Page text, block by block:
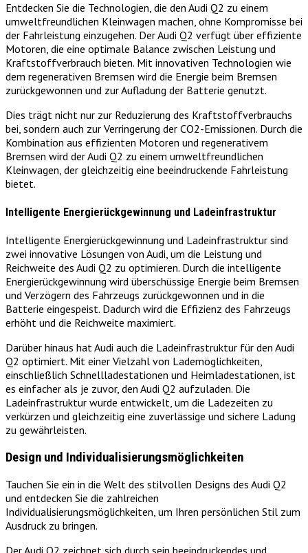
Entdecken Sie die Technologien, die den Audi Q2 zu einem
umweltfreundlichen Kleinwagen machen, ohne Kompromisse bei
der Fahrleistung einzugehen. Der Audi Q2 verfügt über effiziente
Motoren, die eine optimale Balance zwischen Leistung und
Kraftstoffverbrauch bieten. Mit innovativen Technologien wie
dem regenerativen Bremsen wird die Energie beim Bremsen
zurückgewonnen und zur Aufladung der Batterie genutzt.
Dies trägt nicht nur zur Reduzierung des Kraftstoffverbrauchs
bei, sondern auch zur Verringerung der CO2-Emissionen. Durch die
Kombination aus effizienten Motoren und regenerativem
Bremsen wird der Audi Q2 zu einem umweltfreundlichen
Kleinwagen, der gleichzeitig eine beeindruckende Fahrleistung
bietet.
Intelligente Energierückgewinnung und Ladeinfrastruktur
Intelligente Energierückgewinnung und Ladeinfrastruktur sind
zwei innovative Lösungen von Audi, um die Leistung und
Reichweite des Audi Q2 zu optimieren. Durch die intelligente
Energierückgewinnung wird überschüssige Energie beim Bremsen
und Verzögern des Fahrzeugs zurückgewonnen und in die
Batterie eingespeist. Dadurch wird die Effizienz des Fahrzeugs
erhöht und die Reichweite maximiert.
Darüber hinaus hat Audi auch die Ladeinfrastruktur für den Audi
Q2 optimiert. Mit einer Vielzahl von Lademöglichkeiten,
einschließlich Schnellladestationen und Heimladestationen, ist
es einfacher als je zuvor, den Audi Q2 aufzuladen. Die
Ladeinfrastruktur wurde entwickelt, um die Ladezeiten zu
verkürzen und gleichzeitig eine zuverlässige und sichere Ladung
zu gewährleisten.
Design und Individualisierungsmöglichkeiten
Tauchen Sie ein in die Welt des stilvollen Designs des Audi Q2
und entdecken Sie die zahlreichen
Individualisierungsmöglichkeiten, um Ihren persönlichen Stil zum
Ausdruck zu bringen.